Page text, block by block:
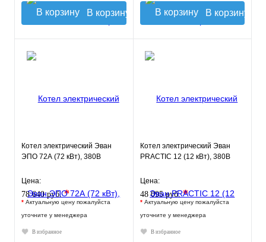
В корзину В корзину
Котел электрический Эван
ЭПО 72А (72 кВт), 380В
Цена:
78 640 руб.*
* Актуальную цену пожалуйста
уточните у менеджера
В избранное
Котел электрический Эван
PRACTIC 12 (12 кВт), 380В
Цена:
48 095 руб.*
* Актуальную цену пожалуйста
уточните у менеджера
В избранное